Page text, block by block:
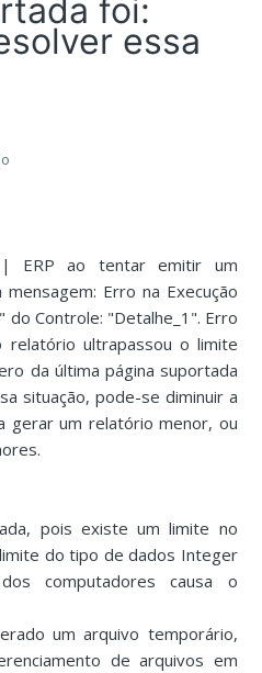
foi:
essa
| ERP ao tentar emitir um
Erro na Execução
Controle: "Detalhe_1". Erro
relatório ultrapassou o limite
da última página suportada
situação, pode-se diminuir a
gerar um relatório menor, ou
pois existe um limite no
do tipo de dados Integer
computadores causa o
um arquivo temporário,
de arquivos em